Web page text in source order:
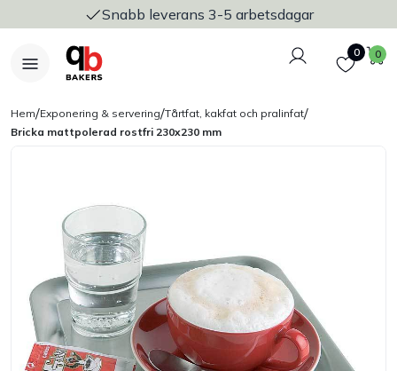
Snabb leverans 3-5 arbetsdagar
Logga in
Favoriter
0 0
Bakers Pureline
Bageriplåtar & bakformar
Stickvagnar & transport
Hem/Exponering & servering/Tårtfat, kakfat och pralinfat/
Bricka mattpolerad rostfri 230x230 mm